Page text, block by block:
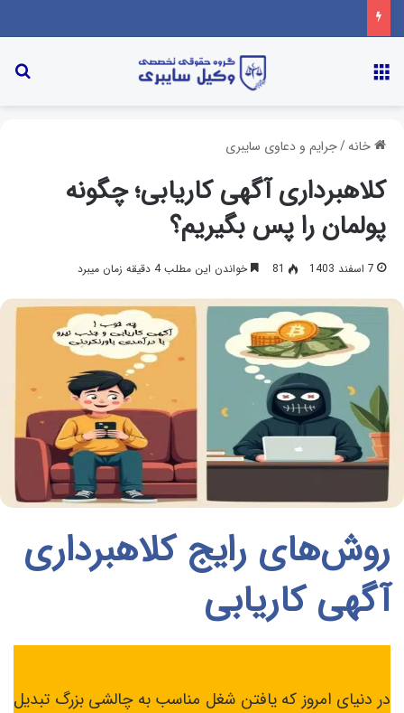
خانه/جرایم و دعاوی سایبری
کلاهبرداری آگهی کاریابی؛ چگونه
پولمان را پس بگیریم؟
7 اسفند 1403 81 خواندن این مطلب 4 دقیقه زمان میبرد
روش‌های رایج کلاهبرداری
آگهی‌ کاریابی
در دنیای امروز که یافتن شغل مناسب به چالشی بزرگ تبدیل